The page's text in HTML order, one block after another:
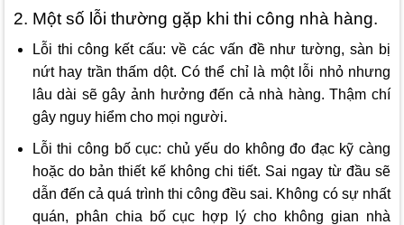
2. Một số lỗi thường gặp khi thi công nhà hàng.
Lỗi thi công kết cấu: về các vấn đề như tường, sàn bị
nứt hay trần thấm dột. Có thể chỉ là một lỗi nhỏ nhưng
lâu dài sẽ gây ảnh hưởng đến cả nhà hàng. Thậm chí
gây nguy hiểm cho mọi người.
Lỗi thi công bố cục: chủ yếu do không đo đạc kỹ càng
hoặc do bản thiết kế không chi tiết. Sai ngay từ đầu sẽ
dẫn đến cả quá trình thi công đều sai. Không có sự nhất
quán, phân chia bố cục hợp lý cho không gian nhà